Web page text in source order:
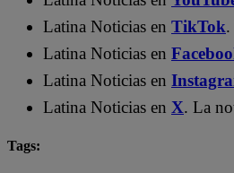
Latina Noticias en TikTok.
Latina Noticias en
Latina Noticias en
Latina Noticias en X. La
Tags: